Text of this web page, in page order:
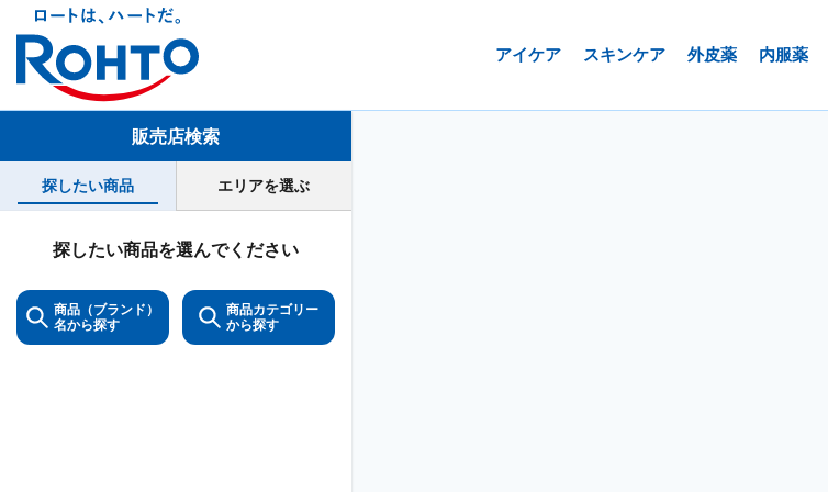
アイケア スキンケア 外皮薬 内服薬
販売店検索
探したい商品 エリアを選ぶ
探したい商品を選んでください
商品（ブランド）
名から探す
商品カテゴリー
から探す